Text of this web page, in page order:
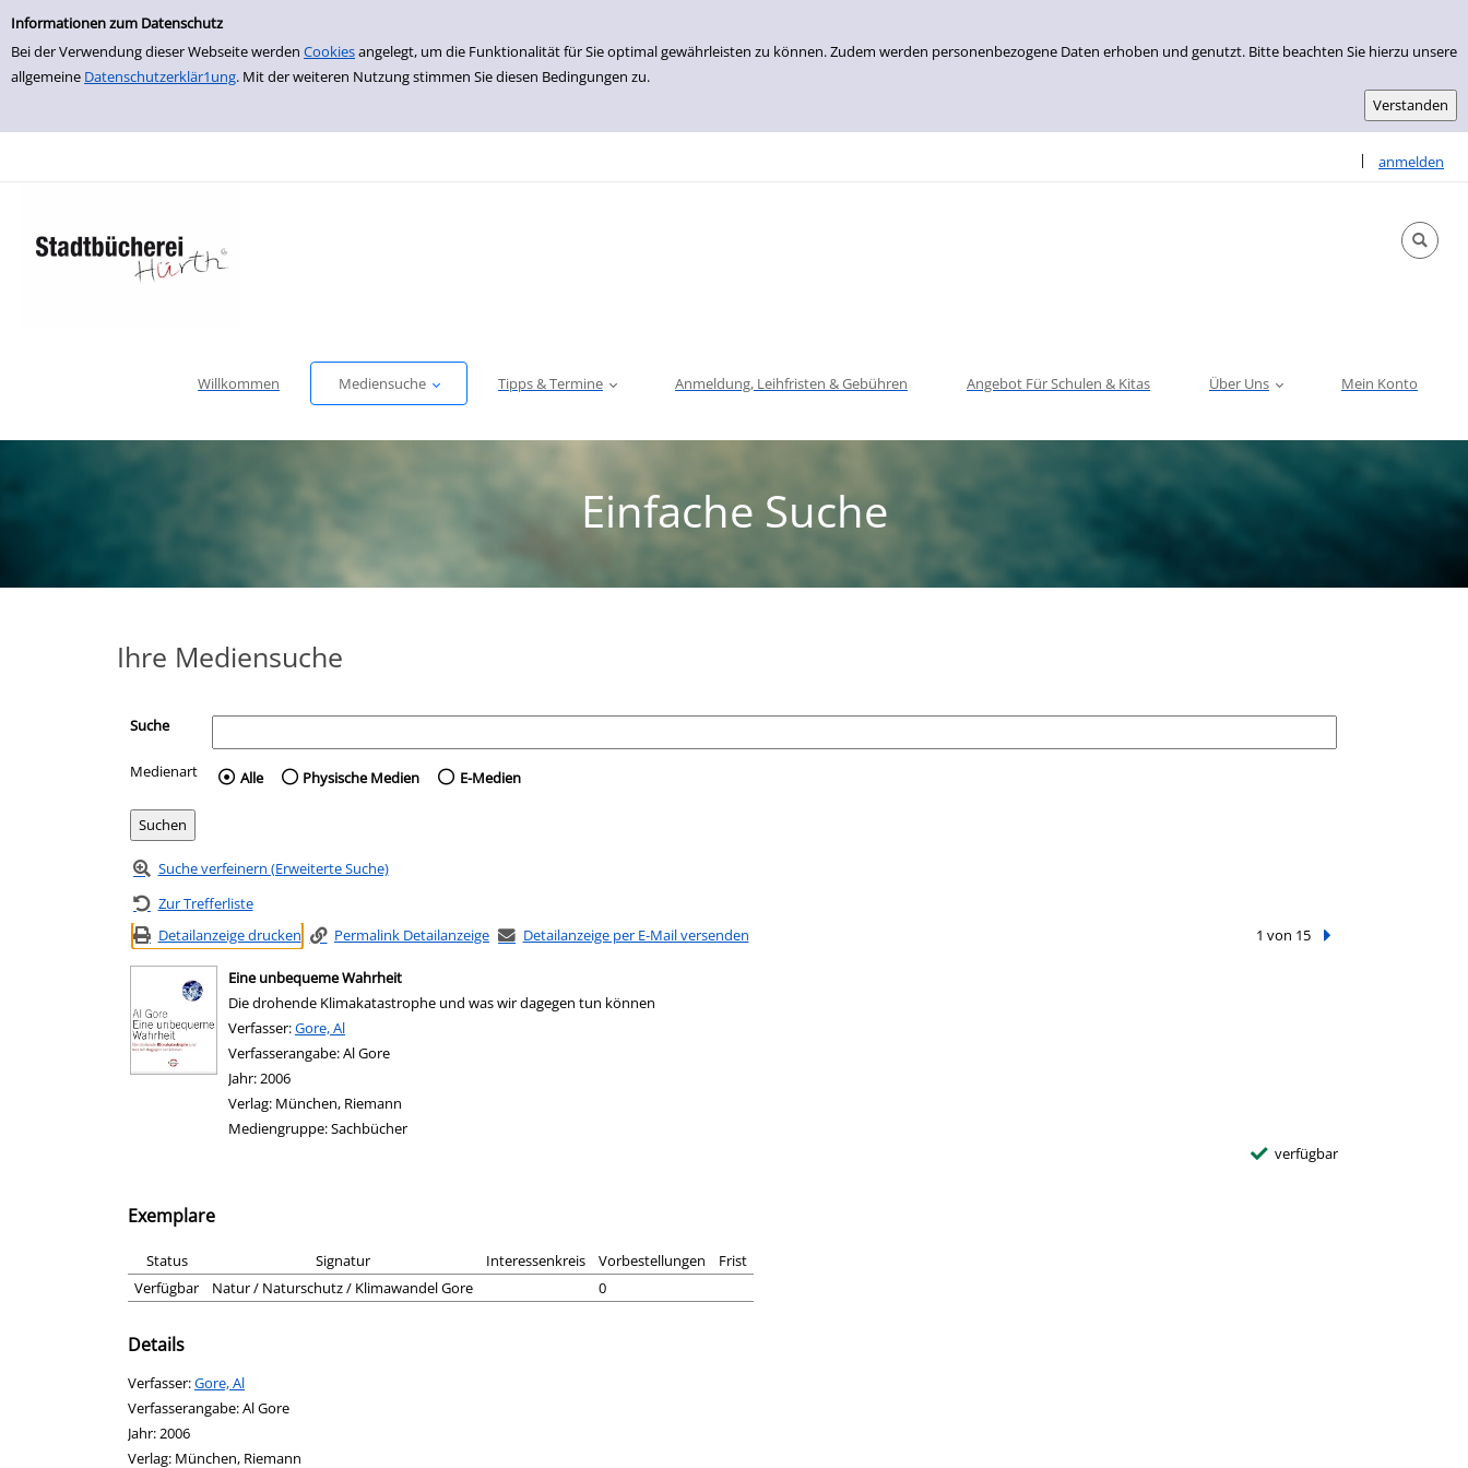
Einfache Suche
Informationen zum Datenschutz
Bei der Verwendung dieser Webseite werden Cookiesangelegt, um die Funktionalität für Sie optimal gewährleisten zu können. Zudem werden personenbezogene Daten erhoben und genutzt. Bitte beachten Sie hierzu unsere
allgemeine Datenschutzerklär1ung. Mit der weiteren Nutzung stimmen Sie diesen Bedingungen zu.
zur Navigation springen
zum Inhalt springen
Zur Detailanzeige springen
| anmelden
Sprache
Willkommen Mediensuche Tipps & Termine Anmeldung, Leihfristen & Gebühren Angebot Für Schulen & Kitas Über Uns Mein Konto
Einfache Suche
Ihre Mediensuche
Suche
Medienart Wählen Sie die Medienart nach der Sie suchen wollen.
Alle Physische Medien E-Medien
Suche verfeinern (Erweiterte Suche)
Zur Trefferliste
Detailanzeige drucken
Permalink Detailanzeige Detailanzeige per E-Mail versenden 1 von 15 Nächster Treffer
Eine unbequeme Wahrheit
Die drohende Klimakatastrophe und was wir dagegen tun können
Verfasser:Suche nach diesem Verfasser
Gore, Al
Verfasserangabe:Al Gore
Jahr:2006
Verlag: München, Riemann
Mediengruppe:Sachbücher
verfügbar
Exemplare
Status Signatur Interessenkreis Vorbestellungen
Frist
Verfügbar
Natur / Naturschutz / Klimawandel Gore 0
Details
Verfasser:Suche nach diesem Verfasser
Gore, Al
Verfasserangabe:Al Gore
Jahr:2006
Verlag: München, Riemann